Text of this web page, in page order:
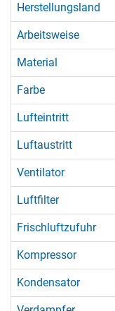
Herstellungsland
Arbeitsweise
Material
Farbe
Lufteintritt
Luftaustritt
Ventilator
Luftfilter
Frischluftzufuhr
Kompressor
Kondensator